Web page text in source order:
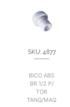
SKU: 4877
BICO ABS
BR 1/2 P/
TOR
TANQ/MAQ